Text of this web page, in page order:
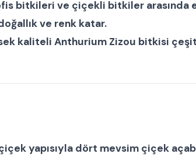
bitkileri ve çiçekli bitkiler arasında
ve renk katar.
kaliteli Anthurium Zizou bitkisi
çiçek yapısıyla dört mevsim çiçek